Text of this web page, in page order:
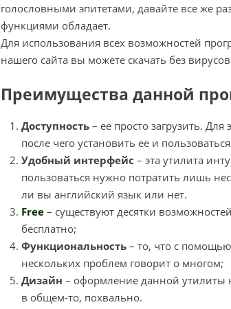
голословными эпитетами, давайте все же
функциями обладает.
Для использования всех возможностей
нашего сайта вы можете скачать без
Преимущества данной
Доступность – ее просто загрузить.
после чего установить ее и
Удобный интерфейс – эта утилита
пользоваться нужно потратить лишь
ли вы английский язык или нет.
Free – существуют десятки
бесплатно;
Функциональность – то, что с
нескольких проблем говорит о многом;
Дизайн – оформление данной утилиты
в общем-то, похвально.